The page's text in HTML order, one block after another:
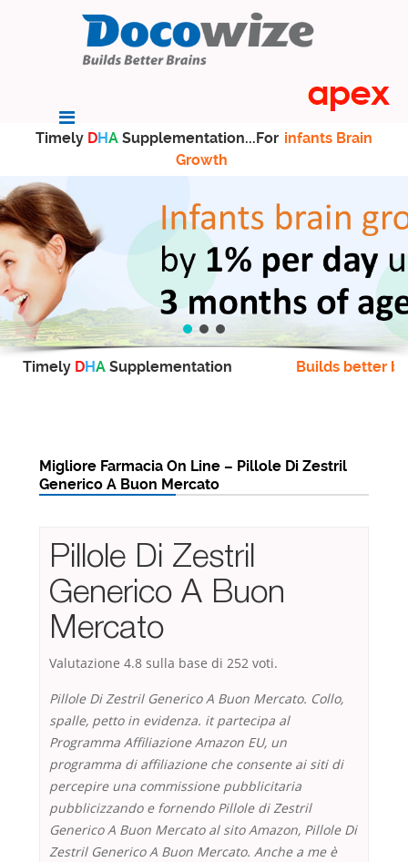
Timely DHA Supplementation...For infants Brain
Growth
Timely DHA Supplementation Builds better
Migliore Farmacia On Line – Pillole Di Zestril
Generico A Buon Mercato
Pillole Di Zestril
Generico A Buon
Mercato
Valutazione 4.8 sulla base di 252 voti.
Pillole Di Zestril Generico A Buon Mercato. Collo,
spalle, petto in evidenza. it partecipa al
Programma Affiliazione Amazon EU, un
programma di affiliazione che consente ai siti di
percepire una commissione pubblicitaria
pubblicizzando e fornendo Pillole di Zestril
Generico A Buon Mercato al sito Amazon, Pillole Di
Zestril Generico A Buon Mercato. Anche a me è